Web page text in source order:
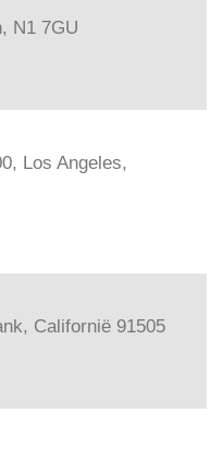
N1 7GU
Los Angeles,
Californië 91505